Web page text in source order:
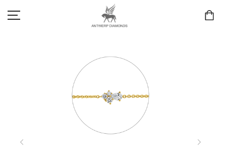
LIEBE & VERLOBUNG
ANTWERP DIAMONDS LUXURY COLLECTION